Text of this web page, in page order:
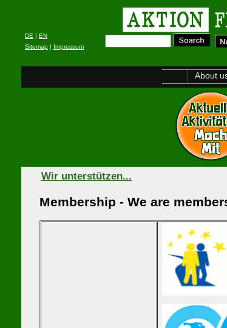
DE | EN
Sitemap | Impressum
About
Wir unterstützen...
Membership - We are